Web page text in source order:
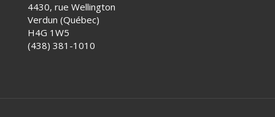
4430, rue Wellington
Verdun (Québec)
H4G 1W5
(438) 381-1010